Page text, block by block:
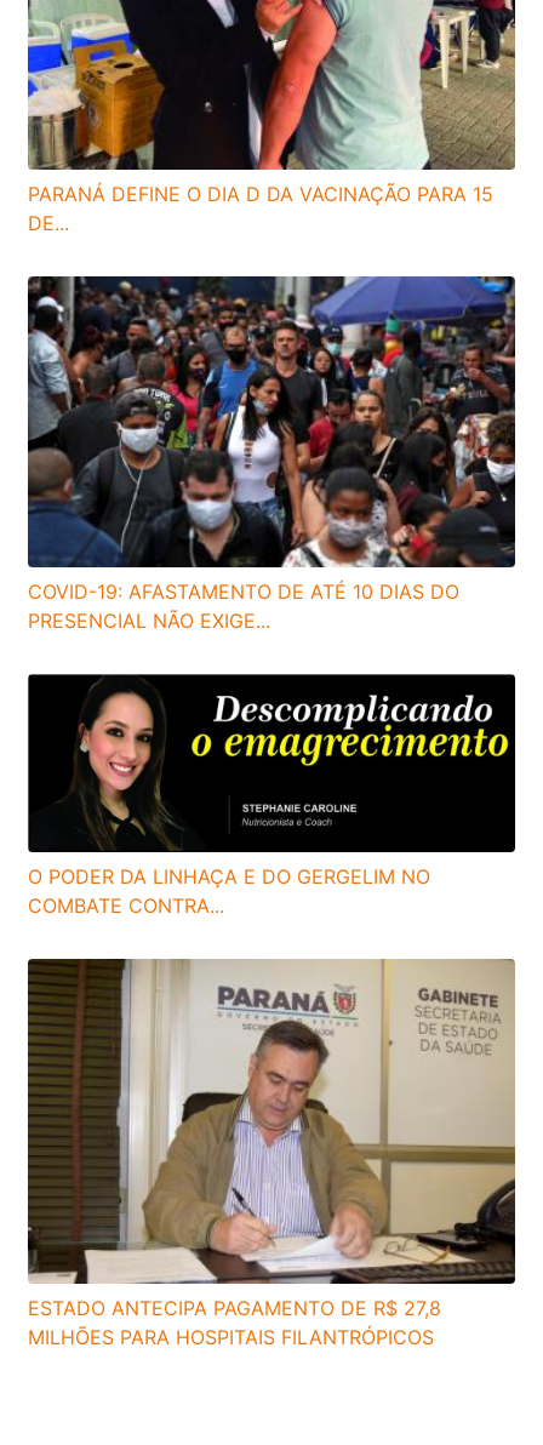
PARANÁ DEFINE O DIA D DA VACINAÇÃO PARA 15
DE...
COVID-19: AFASTAMENTO DE ATÉ 10 DIAS DO
PRESENCIAL NÃO EXIGE...
O PODER DA LINHAÇA E DO GERGELIM NO
COMBATE CONTRA...
ESTADO ANTECIPA PAGAMENTO DE R$ 27,8
MILHÕES PARA HOSPITAIS FILANTRÓPICOS